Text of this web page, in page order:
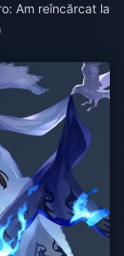
Am reîncărcat la